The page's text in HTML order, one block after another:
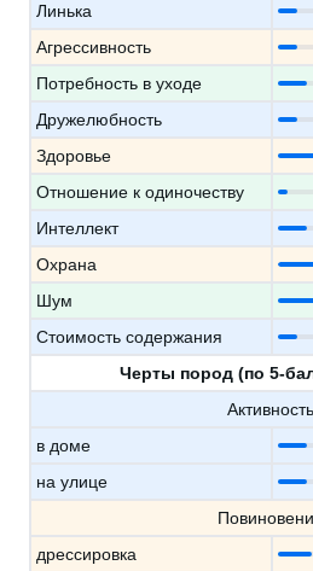
Линька
Агрессивность
Потребность в уходе
Дружелюбность
Здоровье
Отношение к одиночеству
Интеллект
Охрана
Шум
Стоимость содержания
Черты пород (по 5-
Активность
в доме
на улице
дрессировка